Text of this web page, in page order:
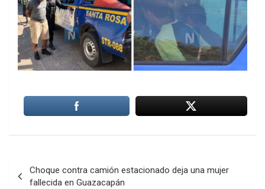
de
Choque contra camión estacionado deja una mujer
fallecida en Guazacapán